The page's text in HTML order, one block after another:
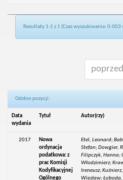
Rezultaty 1-1 z 1 (Czas wyszukiwania: 0.003
Odsłon pozycji:
Data
wydania
Tytuł Autor(rzy)
2017
Nowa
ordynacja
podatkowa: z
prac Komisji
Kodyfikacyjnej
Ogólnego
Etel, Leonard;
Stefan; Dowgier,
Filipczyk, Hanna;
Włodzimierz;
Ireneusz; Kuśnierz,
Wiesław; Łoboda,